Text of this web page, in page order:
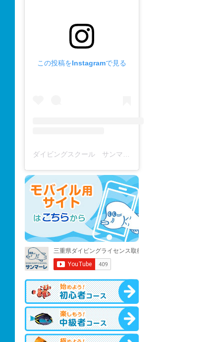
この投稿をInstagramで見る
ダイビングスクール サンマーレ / diving school(@diving_school_sanmare)がシェアした投稿